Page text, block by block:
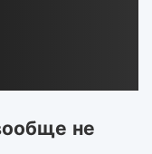
не